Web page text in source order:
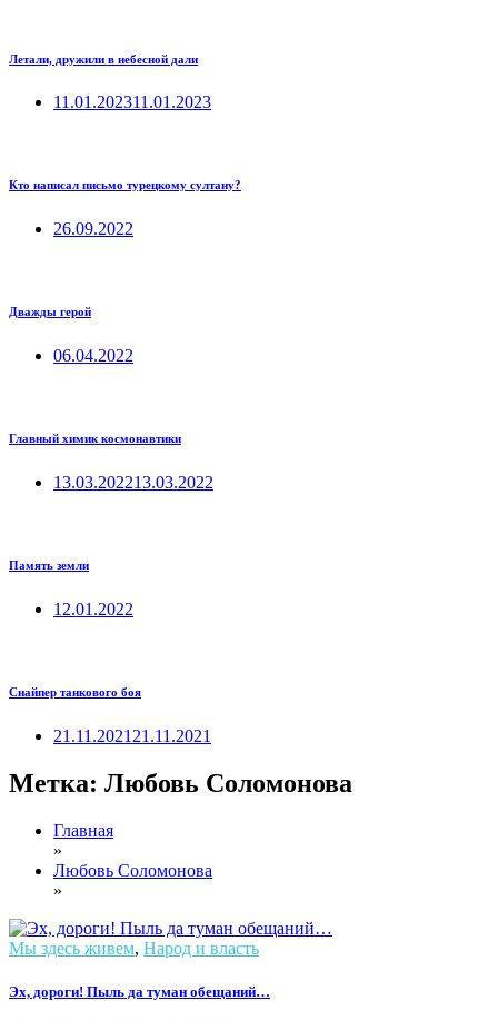
Летали, дружили в небесной дали
11.01.202311.01.2023
Кто написал письмо турецкому султану?
26.09.2022
Дважды герой
06.04.2022
Главный химик космонавтики
13.03.202213.03.2022
Память земли
12.01.2022
Снайпер танкового боя
21.11.2021 21.11.2021
Метка: Любовь Соломонова
Главная
»
Любовь Соломонова
»
Мы здесь живем, Народ и власть
Эх, дороги! Пыль да туман обещаний…